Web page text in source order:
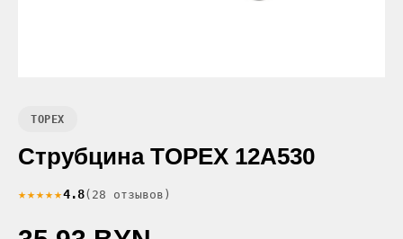
TOPEX
Струбцина TOPEX 12A530
★★★★★4.8(28 отзывов)